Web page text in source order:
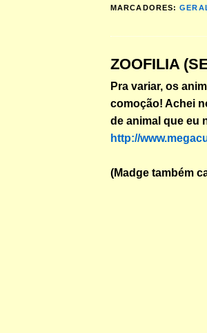
MARCADORES:
ZOOFILIA
Pra variar, os
comoção! Achei
de animal que eu
http://
(Madge também